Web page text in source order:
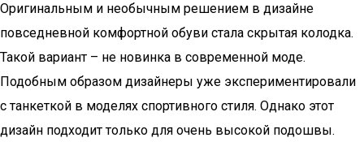
Оригинальным и необычным решением в дизайне
повседневной комфортной обуви стала скрытая колодка.
Такой вариант – не новинка в современной моде.
Подобным образом дизайнеры уже экспериментировали
с танкеткой в моделях спортивного стиля. Однако этот
дизайн подходит только для очень высокой подошвы.